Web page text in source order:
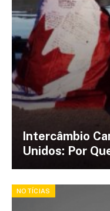
Intercâmbio
Unidos: Por
NOTÍCIAS